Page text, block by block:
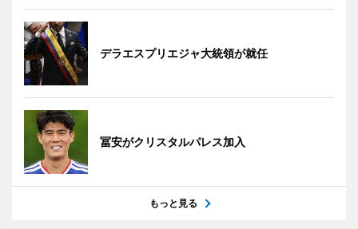
デラエスプリエジャ大統領が就任
冨安がクリスタルパレス加入
もっと見る